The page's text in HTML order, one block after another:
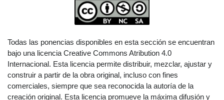
Todas las ponencias disponibles en esta sección se encuentran
bajo una licencia Creative Commons Atribution 4.0
Internacional. Esta licencia permite distribuir, mezclar, ajustar y
construir a partir de la obra original, incluso con fines
comerciales, siempre que sea reconocida la autoría de la
creación original. Esta licencia promueve la máxima difusión y